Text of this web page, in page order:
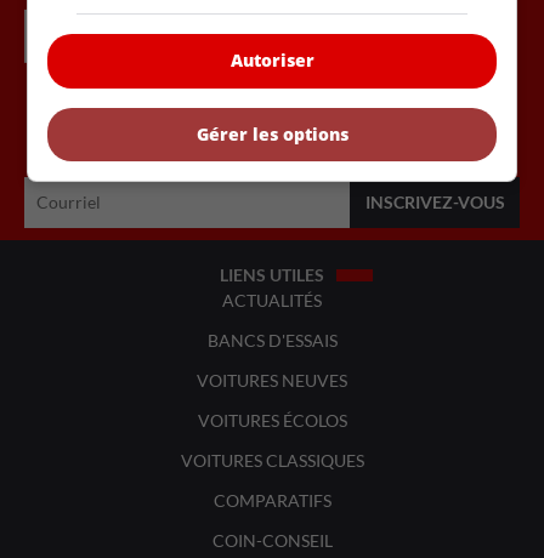
Inscrivez vous à l'infolettre.
LIENS UTILES
ACTUALITÉS
BANCS D'ESSAIS
VOITURES NEUVES
VOITURES ÉCOLOS
VOITURES CLASSIQUES
COMPARATIFS
COIN-CONSEIL
Autoriser
Gérer les options